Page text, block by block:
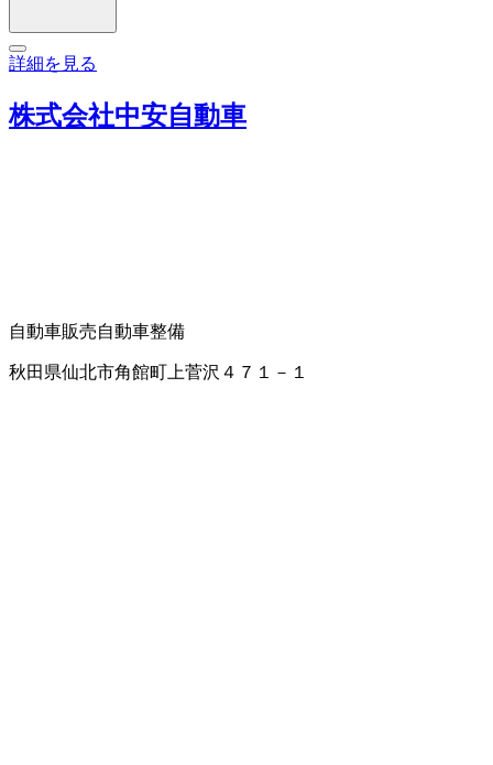
詳細を見る
株式会社中安自動車
自動車販売自動車整備
秋田県仙北市角館町上菅沢４７１－１